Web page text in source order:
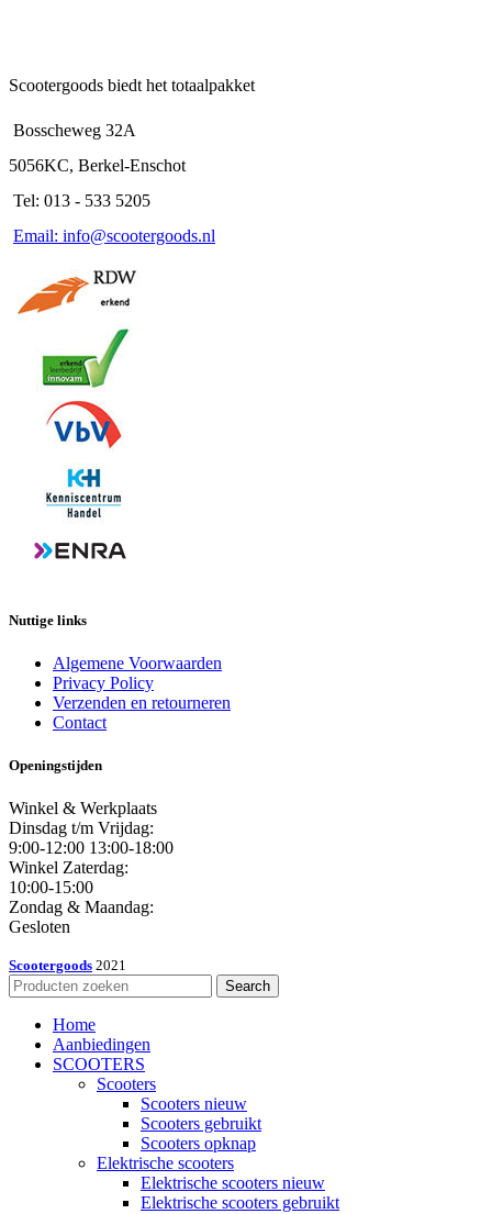
Scootergoods biedt het totaalpakket
Bosscheweg 32A
5056KC, Berkel-Enschot
Tel: 013 - 533 5205
Email: info@scootergoods.nl
Nuttige links
Algemene Voorwaarden
Privacy Policy
Verzenden en retourneren
Contact
Openingstijden
Winkel & Werkplaats
Dinsdag t/m Vrijdag:
9:00-12:00 13:00-18:00
Winkel Zaterdag:
10:00-15:00
Zondag & Maandag:
Gesloten
Scootergoods 2021
Search
Home
Aanbiedingen
SCOOTERS
Scooters
Scooters nieuw
Scooters gebruikt
Scooters opknap
Elektrische scooters
Elektrische scooters nieuw
Elektrische scooters gebruikt